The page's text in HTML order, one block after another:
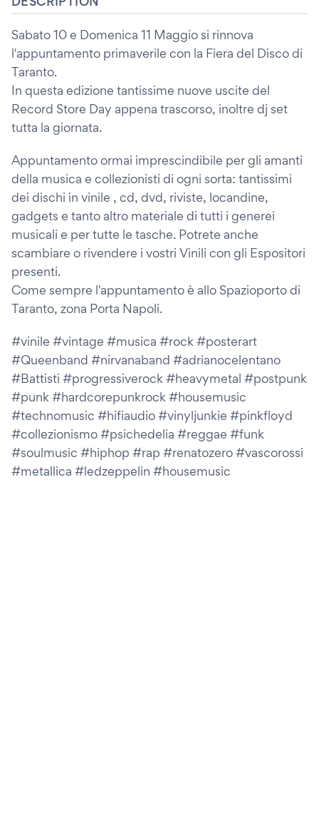
Sabato 10 e Domenica 11 Maggio si rinnova
l'appuntamento primaverile con la Fiera del Disco di
Taranto.
In questa edizione tantissime nuove uscite del
Record Store Day appena trascorso, inoltre dj set
tutta la giornata.
Appuntamento ormai imprescindibile per gli amanti
della musica e collezionisti di ogni sorta: tantissimi
dei dischi in vinile , cd, dvd, riviste, locandine,
gadgets e tanto altro materiale di tutti i generei
musicali e per tutte le tasche. Potrete anche
scambiare o rivendere i vostri Vinili con gli Espositori
presenti.
Come sempre l'appuntamento è allo Spazioporto di
Taranto, zona Porta Napoli.
#vinile #vintage #musica #rock #posterart
#Queenband #nirvanaband #adrianocelentano
#Battisti #progressiverock #heavymetal #postpunk
#punk #hardcorepunkrock #housemusic
#technomusic #hifiaudio #vinyljunkie #pinkfloyd
#collezionismo #psichedelia #reggae #funk
#soulmusic #hiphop #rap #renatozero #vascorossi
#metallica #ledzeppelin #housemusic